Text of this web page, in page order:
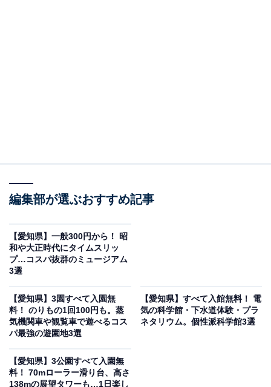
「おかざき楽の湯」公式Webサイトより
天風呂が自慢で、銘石を用いた「扇の湯」や火打石を使
用した「わらじの湯」など多彩な浴槽がそろいます。希
冊のマンガを備えた休憩所・ワーキングスペースも完備
しています。年中無休で平日一般950円（会員850円）で
編集部が選ぶおすすめ記事
【愛知県】一般300円から！ 昭
和や大正時代にタイムスリッ
プ…コスパ抜群のミュージアム
3選
【愛知県】3園すべて入園無
料！ のりもの1回100円も。蒸
気機関車や観覧車で遊べるコス
パ最強の遊園地3選
【愛知県】すべて入館無料！ 電
気の科学館・下水道体験・プラ
ネタリウム。個性派科学館3選
【愛知県】3公園すべて入園無
料！ 70mローラー滑り台、高さ
138mの展望タワーも…1日楽し